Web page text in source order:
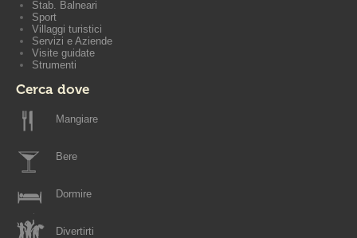
Stab. Balneari
Sport
Villaggi turistici
Servizi e Aziende
Visite guidate
Strumenti
Cerca dove
Mangiare
Bere
Dormire
Divertirti